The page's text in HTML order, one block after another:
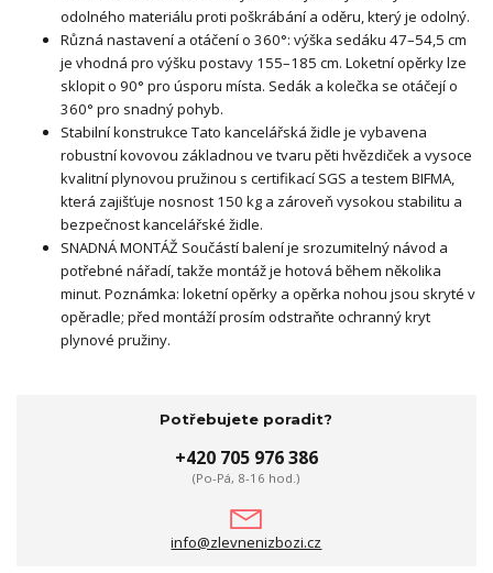
odolného materiálu proti poškrábání a oděru, který je odolný.
Různá nastavení a otáčení o 360°: výška sedáku 47–54,5 cm
je vhodná pro výšku postavy 155–185 cm. Loketní opěrky lze
sklopit o 90° pro úsporu místa. Sedák a kolečka se otáčejí o
360° pro snadný pohyb.
Stabilní konstrukce Tato kancelářská židle je vybavena
robustní kovovou základnou ve tvaru pěti hvězdiček a vysoce
kvalitní plynovou pružinou s certifikací SGS a testem BIFMA,
která zajišťuje nosnost 150 kg a zároveň vysokou stabilitu a
bezpečnost kancelářské židle.
SNADNÁ MONTÁŽ Součástí balení je srozumitelný návod a
potřebné nářadí, takže montáž je hotová během několika
minut. Poznámka: loketní opěrky a opěrka nohou jsou skryté v
opěradle; před montáží prosím odstraňte ochranný kryt
plynové pružiny.
Potřebujete poradit?
+420 705 976 386
(Po-Pá, 8-16 hod.)
info@zlevnenizbozi.cz